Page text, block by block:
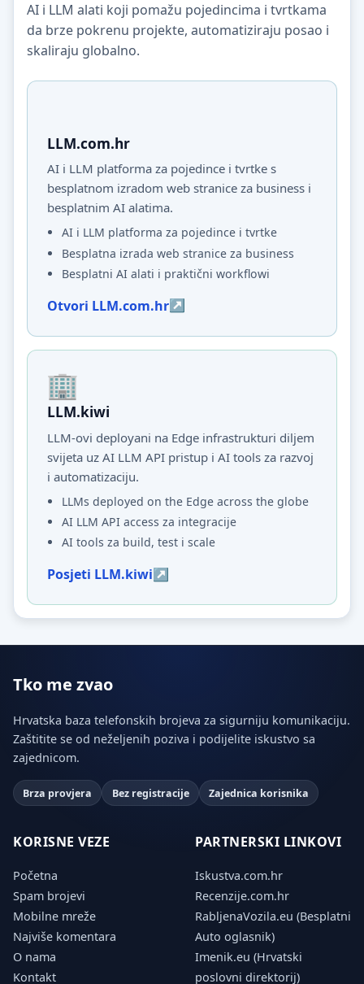
AI i LLM alati koji pomažu pojedincima i tvrtkama
da brze pokrenu projekte, automatiziraju posao i
skaliraju globalno.
LLM.com.hr
AI i LLM platforma za pojedince i tvrtke s
besplatnom izradom web stranice za business i
besplatnim AI alatima.
AI i LLM platforma za pojedince i tvrtke
Besplatna izrada web stranice za business
Besplatni AI alati i praktični workflowi
Otvori LLM.com.hr
LLM.kiwi
LLM-ovi deployani na Edge infrastrukturi diljem
svijeta uz AI LLM API pristup i AI tools za razvoj
i automatizaciju.
LLMs deployed on the Edge across the globe
AI LLM API access za integracije
AI tools za build, test i scale
Posjeti LLM.kiwi
Tko me zvao
Hrvatska baza telefonskih brojeva za sigurniju komunikaciju.
Zaštitite se od neželjenih poziva i podijelite iskustvo sa
zajednicom.
Brza provjera Bez registracije Zajednica korisnika
KORISNE VEZE
Početna
Spam brojevi
Mobilne mreže
Najviše komentara
O nama
Kontakt
PARTNERSKI LINKOVI
Iskustva.com.hr
Recenzije.com.hr
RabljenaVozila.eu (Besplatni
Auto oglasnik)
Imenik.eu (Hrvatski
poslovni direktorij)